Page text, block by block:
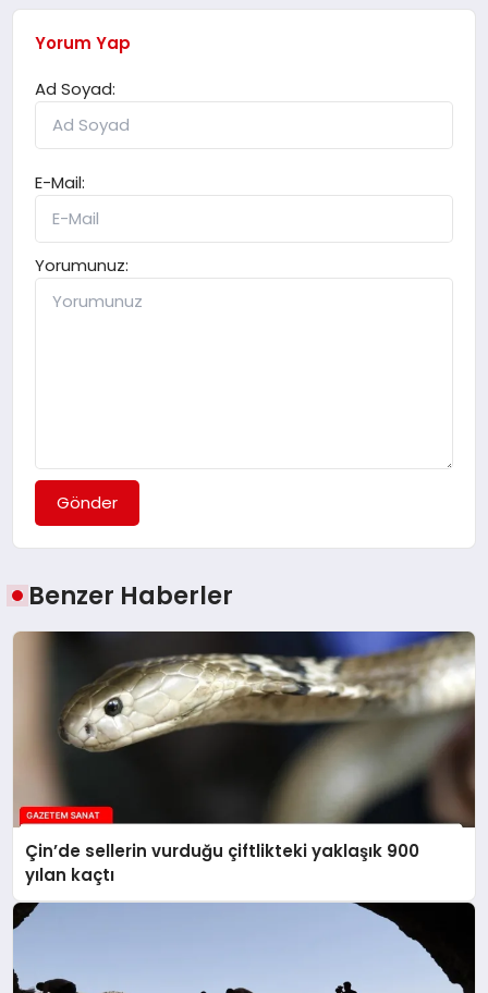
Yorum Yap
Ad Soyad:
E-Mail:
Yorumunuz:
Gönder
Benzer Haberler
Çin’de sellerin vurduğu çiftlikteki yaklaşık 900
yılan kaçtı